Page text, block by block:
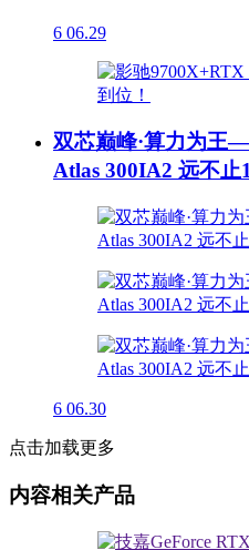
6 06.29
双芯巅峰·算力为王
Atlas 300IA2 远不止
6 06.30
点击加载更多
内容相关产品